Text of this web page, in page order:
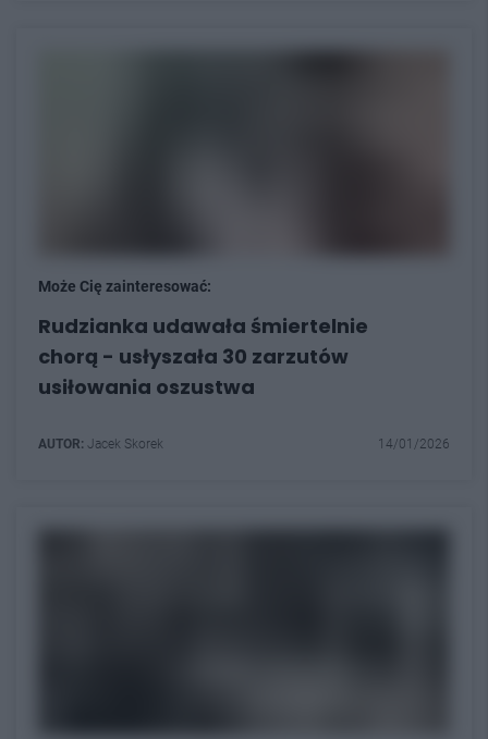
Może Cię zainteresować:
Rudzianka udawała śmiertelnie
chorą - usłyszała 30 zarzutów
usiłowania oszustwa
AUTOR: Jacek Skorek 14/01/2026